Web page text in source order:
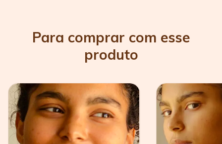
Para comprar com esse
produto